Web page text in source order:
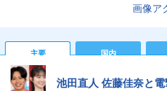
画像ア
主要 国内
池田直人 佐藤佳奈と